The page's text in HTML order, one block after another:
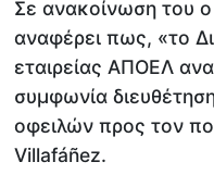
Σε ανακοίνωση του
αναφέρει πως, «το
εταιρείας ΑΠΟΕΛ
συμφωνία
οφειλών προς τον
Villafáñez.